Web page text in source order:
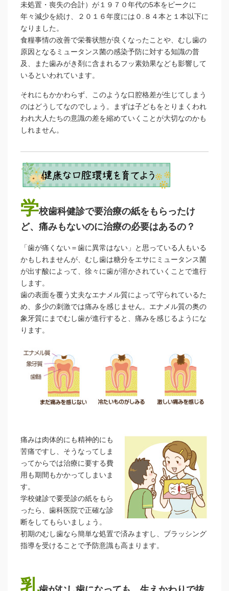
未処置・喪失の合計）が１９７０年代の5本をピークに
年々減少を続け、２０１６年度には０.８４本と１本以下に
なりました。
食糧事情の改善で栄養状態が良くなったことや、むし歯の
原因となるミュータンス菌の感染予防に対する知識の普
及、また歯みがき剤に含まれるフッ素効果なども影響して
いるといわれています。
それにもかかわらず、このような口腔格差が生じてしまう
のはどうしてなのでしょう。まずは子どもをとりまくわれ
われ大人たちの意識の差を縮めていくことが大切なのかも
しれません。
学校歯科健診で要治療の紙をもらったけ
ど、痛みもないのに治療の必要はあるの？
「歯が痛くない＝歯に異常はない」と思っている人もいる
かもしれませんが、むし歯は糖分をエサにミュータンス菌
が出す酸によって、徐々に歯が溶かされていくことで進行
します。
歯の表面を覆う丈夫なエナメル質によって守られているた
め、多少の刺激では痛みを感じません。エナメル質の奥の
象牙質にまでむし歯が進行すると、痛みを感じるようにな
ります。
痛みは肉体的にも精神的にも
苦痛ですし、そうなってしま
ってからでは治療に要する費
用も期間もかかってしまいま
す。
学校健診で要受診の紙をもら
ったら、歯科医院で正確な診
断をしてもらいましょう。
初期のむし歯なら簡単な処置で済みますし、ブラッシング
指導を受けることで予防意識も高まります。
乳